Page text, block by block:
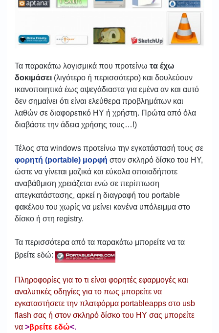
Τα παρακάτω λογισμικά που προτείνω τα έχω
δοκιμάσει (λιγότερο ή περισσότερο) και δουλεύουν
ικανοποιητικά έως αψεγάδιαστα για εμένα αν και αυτό
δεν σημαίνει ότι είναι ελεύθερα προβλημάτων και
λαθών σε διαφορετικό ΗΥ ή χρήστη. Πρώτα από όλα
διαβάστε την άδεια χρήσης τους…!)
Τέλος στα windows προτείνω την εγκατάστασή τους σε
φορητή (portable) μορφή στον σκληρό δίσκο του ΗΥ,
ώστε να γίνεται μαζικά και εύκολα οποιαδήποτε
αναβάθμιση χρειάζεται ενώ σε περίπτωση
απεγκατάστασης, αρκεί η διαγραφή του portable
φακέλου του χωρίς να μείνει κανένα υπόλειμμα στο
δίσκο ή στη registry.
Τα περισσότερα από τα παρακάτω μπορείτε να τα
βρείτε εδώ:
Πληροφορίες για το τι είναι φορητές εφαρμογές και
αναλυτικές οδηγίες για το πως μπορείτε να
εγκαταστήσετε την πλατφόρμα portableapps στο usb
flash σας ή στον σκληρό δίσκο του ΗΥ σας μπορείτε
να >βρείτε εδώ<.